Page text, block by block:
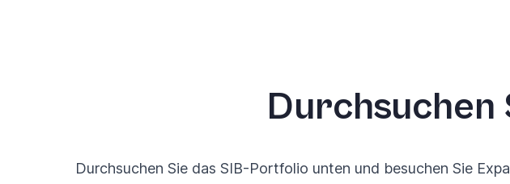
Durchsuchen
Durchsuchen Sie das SIB-Portfolio unten und besuchen Sie